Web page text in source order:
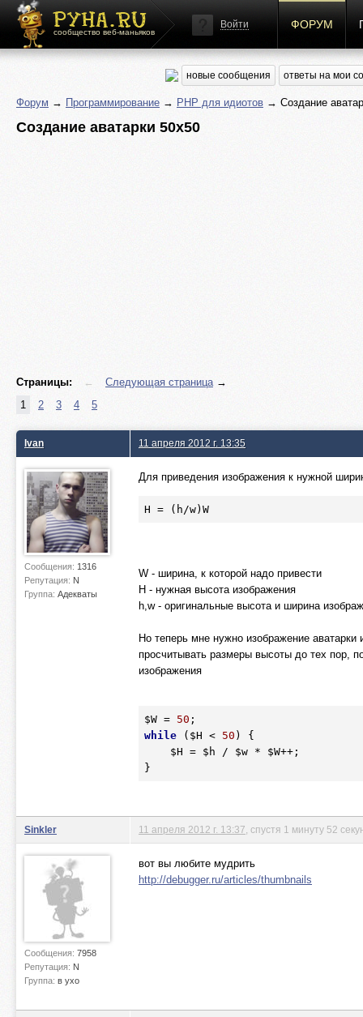
сообщество веб-маньяков
Войти ФОРУМ
новые сообщения ответы на мои
Форум → Программирование → PHP для идиотов → Создание
Создание аватарки 50х50
Страницы: ← Следующая страница→
1
2 3 4 5
Ivan
Сообщения: 1316
Репутация: N
Группа: Адекваты
11 апреля 2012 г. 13:35
Для приведения изображения к нужной
H = (h/w)W
W - ширина, к которой надо привести
H - нужная высота изображения
h,w - оригинальные высота и ширина
Но теперь мне нужно изображение аватарки
просчитывать размеры высоты до тех пор,
изображения
$W = 50
while ( $H < 50 ) {
$H = $h / $w * $W++;
}
Sinkler
Сообщения: 7958
Репутация: N
Группа: в ухо
11 апреля 2012 г. 13:37 , спустя 1 минуту 52
вот вы любите мудрить
http://debugger.ru/articles/thumbnails